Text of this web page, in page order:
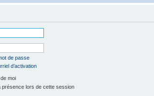
de passe
d’activation
moi
présence lors de cette session